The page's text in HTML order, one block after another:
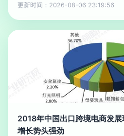
更新时间：2026-08-06 23:19:56
2018年中国出口跨境电商发
增长势头强劲